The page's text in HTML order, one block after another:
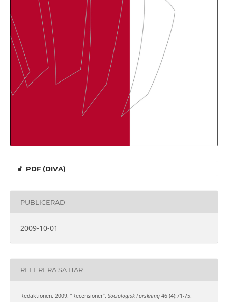
PDF (DIVA)
PUBLICERAD
2009-10-01
REFERERA SÅ HÄR
Redaktionen. 2009. ”Recensioner”. Sociologisk Forskning46 (4):71-75.